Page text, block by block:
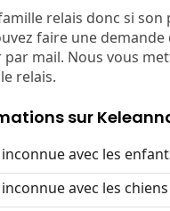
relais donc si son
faire une
par mail. Nous vous
relais.
sur
avec les
avec les chiens